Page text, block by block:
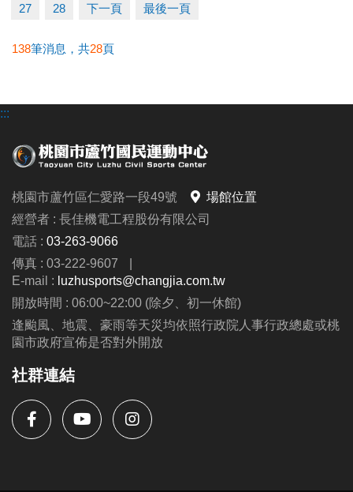
27 28 下一頁 最後一頁
138筆消息，共28頁
:::
桃園市蘆竹區仁愛路一段49號
場館位置
經營者 : 長佳機電工程股份有限公司
電話 : 03-263-9066
傳真 : 03-222-9607
|
E-mail : luzhusports@changjia.com.tw
開放時間 : 06:00~22:00 (除夕、初一休館)
逢颱風、地震、豪雨等天災均依照行政院人事行政總處或桃
園市政府宣佈是否對外開放
社群連結